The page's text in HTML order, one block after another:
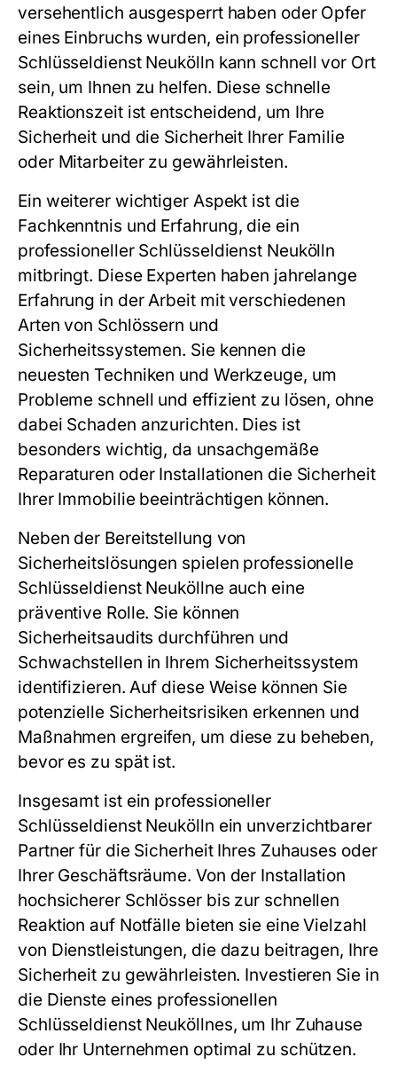
versehentlich ausgesperrt haben oder Opfer
eines Einbruchs wurden, ein professioneller
Schlüsseldienst Neukölln kann schnell vor Ort
sein, um Ihnen zu helfen. Diese schnelle
Reaktionszeit ist entscheidend, um Ihre
Sicherheit und die Sicherheit Ihrer Familie
oder Mitarbeiter zu gewährleisten.
Ein weiterer wichtiger Aspekt ist die
Fachkenntnis und Erfahrung, die ein
professioneller Schlüsseldienst Neukölln
mitbringt. Diese Experten haben jahrelange
Erfahrung in der Arbeit mit verschiedenen
Arten von Schlössern und
Sicherheitssystemen. Sie kennen die
neuesten Techniken und Werkzeuge, um
Probleme schnell und effizient zu lösen, ohne
dabei Schaden anzurichten. Dies ist
besonders wichtig, da unsachgemäße
Reparaturen oder Installationen die Sicherheit
Ihrer Immobilie beeinträchtigen können.
Neben der Bereitstellung von
Sicherheitslösungen spielen professionelle
Schlüsseldienst Neuköllne auch eine
präventive Rolle. Sie können
Sicherheitsaudits durchführen und
Schwachstellen in Ihrem Sicherheitssystem
identifizieren. Auf diese Weise können Sie
potenzielle Sicherheitsrisiken erkennen und
Maßnahmen ergreifen, um diese zu beheben,
bevor es zu spät ist.
Insgesamt ist ein professioneller
Schlüsseldienst Neukölln ein unverzichtbarer
Partner für die Sicherheit Ihres Zuhauses oder
Ihrer Geschäftsräume. Von der Installation
hochsicherer Schlösser bis zur schnellen
Reaktion auf Notfälle bieten sie eine Vielzahl
von Dienstleistungen, die dazu beitragen, Ihre
Sicherheit zu gewährleisten. Investieren Sie in
die Dienste eines professionellen
Schlüsseldienst Neuköllnes, um Ihr Zuhause
oder Ihr Unternehmen optimal zu schützen.